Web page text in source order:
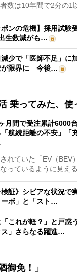
数は10年間で2分の1
ポンの危機】採用試験
生数減がも…
減少で「医師不足」に
が限界に 今後…
乗ってみた、使
ヶ月間で受注累計6000
航続距離の不安」「
れていた「EV（BEV
っているように見え
検証》シビアな状況で
ボ」と「スト…
これが軽？」と戸惑
」さらなる躍進…
御免！」